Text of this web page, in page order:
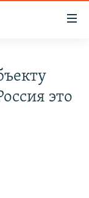
это